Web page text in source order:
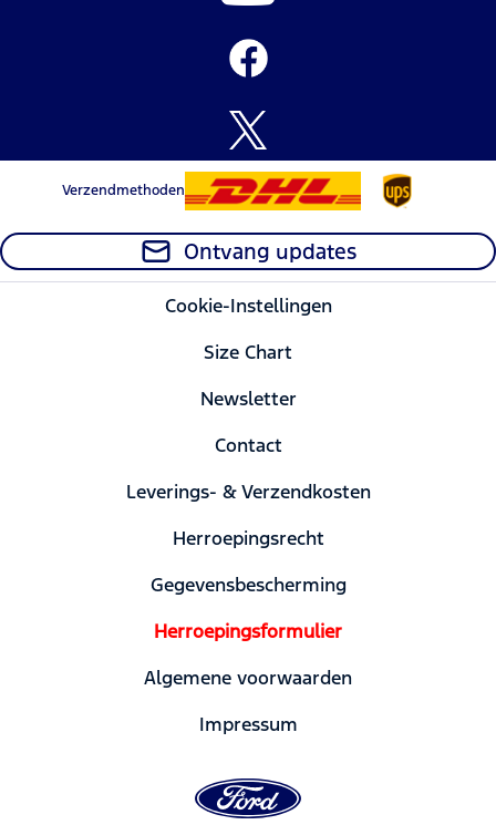
Verzendmethoden
Ontvang updates
Cookie-Instellingen
Size Chart
Newsletter
Contact
Leverings- & Verzendkosten
Herroepingsrecht
Gegevensbescherming
Herroepingsformulier
Algemene voorwaarden
Impressum